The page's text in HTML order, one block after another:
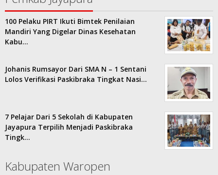
100 Pelaku PIRT Ikuti Bimtek Penilaian
Mandiri Yang Digelar Dinas Kesehatan
Kabu…
Johanis Rumsayor Dari SMA N – 1 Sentani
Lolos Verifikasi Paskibraka Tingkat Nasi…
7 Pelajar Dari 5 Sekolah di Kabupaten
Jayapura Terpilih Menjadi Paskibraka
Tingk…
Kabupaten Waropen